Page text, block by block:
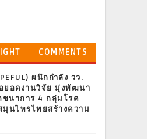
COMMENTS
ผนึกกำลัง วว.
อยอดงานวิจัย มุ่งพัฒนา
นาการ 4 กลุ่มโรค
มุนไพรไทยสร้างความ